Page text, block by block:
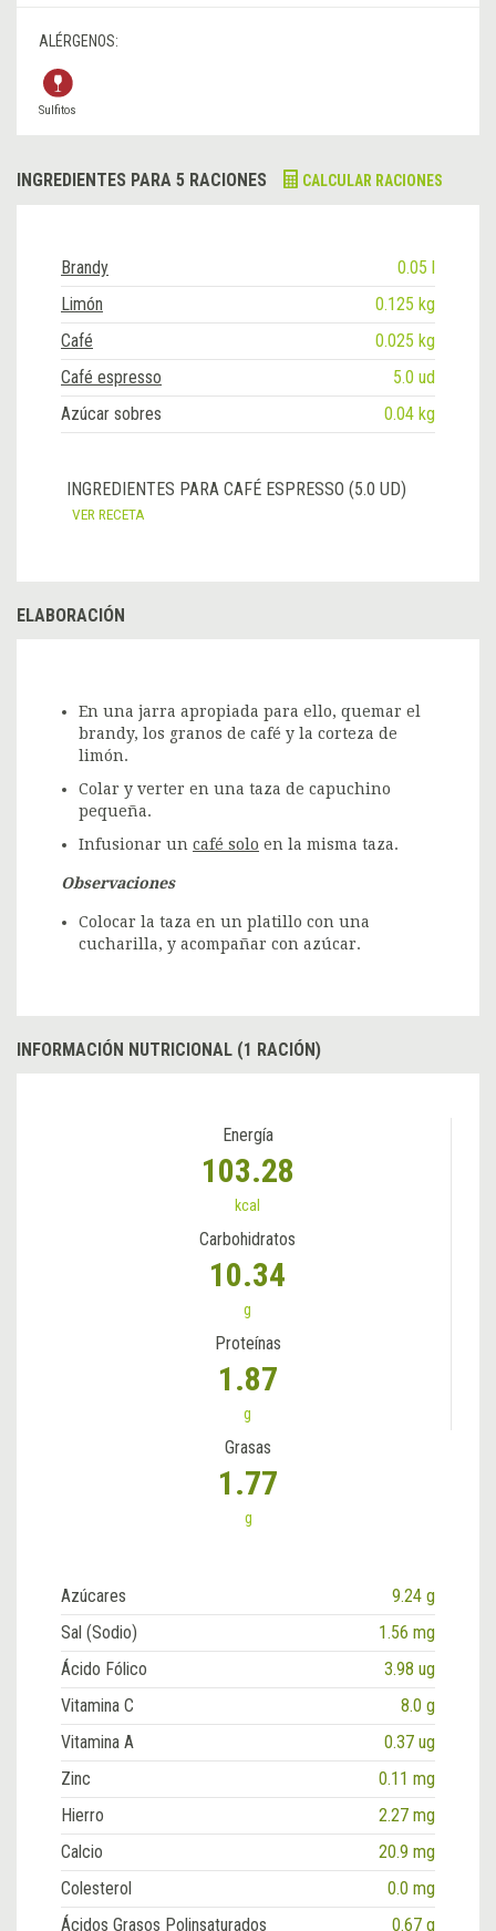
ALÉRGENOS:
Sulfitos
INGREDIENTES PARA 5 RACIONES CALCULAR RACIONES
Brandy
0.05 l
Limón
0.125 kg
Café
0.025 kg
Café espresso
5.0 ud
Azúcar sobres
0.04 kg
INGREDIENTES PARA CAFÉ ESPRESSO (5.0 UD)
VER RECETA
ELABORACIÓN
En una jarra apropiada para ello, quemar el
brandy, los granos de café y la corteza de
limón.
Colar y verter en una taza de capuchino
pequeña.
Infusionar un café solo en la misma taza.
Observaciones
Colocar la taza en un platillo con una
cucharilla, y acompañar con azúcar.
INFORMACIÓN NUTRICIONAL (1 RACIÓN)
Energía
103.28
kcal
Carbohidratos
10.34
g
Proteínas
1.87
g
Grasas
1.77
g
Azúcares
9.24 g
Sal (Sodio)
1.56 mg
Ácido Fólico
3.98 ug
Vitamina C
8.0 g
Vitamina A
0.37 ug
Zinc
0.11 mg
Hierro
2.27 mg
Calcio
20.9 mg
Colesterol
0.0 mg
Ácidos Grasos Polinsaturados
0.67 g